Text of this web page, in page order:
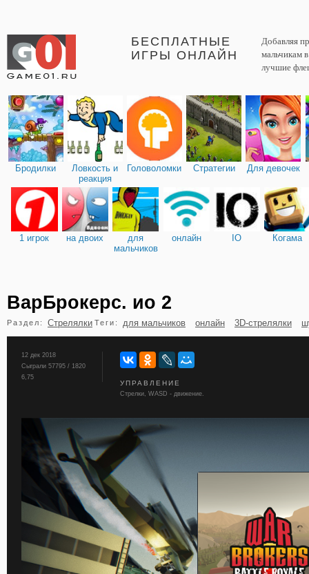
БЕСПЛАТНЫЕ
ИГРЫ ОНЛАЙН
Добавляя
мальчикам
лучшие
Бродилки
Ловкость и
реакция
Головоломки Стратегии Для девочек
1 игрок на двоих
для
мальчиков
онлайн IO Когама
бильярд карты
ВарБрокерс. ио 2
Раздел: Стрелялки Теги: для мальчиков онлайн 3D-стрелялки
12 дек 2018
Сыграли 57795 / 1820
6,75
УПРАВЛЕНИЕ
Стрелки, WASD - движение.